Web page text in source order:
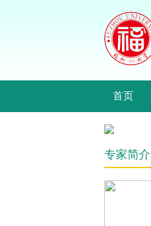
首页
专家简介